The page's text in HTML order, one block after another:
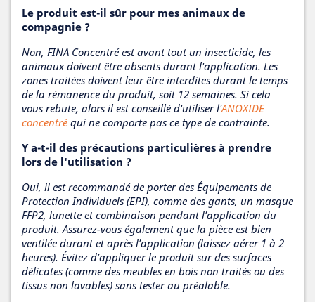
Le produit est-il sûr pour mes animaux de
compagnie ?
Non, FINA Concentré est avant tout un insecticide, les
animaux doivent être absents durant l'application. Les
zones traitées doivent leur être interdites durant le temps
de la rémanence du produit, soit 12 semaines. Si cela
vous rebute, alors il est conseillé d'utiliser l'ANOXIDE
concentréqui ne comporte pas ce type de contrainte.
Y a-t-il des précautions particulières à prendre
lors de l'utilisation ?
Oui, il est recommandé de porter des Équipements de
Protection Individuels (EPI), comme des gants, un masque
FFP2, lunette et combinaison pendant l’application du
produit. Assurez-vous également que la pièce est bien
ventilée durant et après l’application (laissez aérer 1 à 2
heures). Évitez d’appliquer le produit sur des surfaces
délicates (comme des meubles en bois non traités ou des
tissus non lavables) sans tester au préalable.